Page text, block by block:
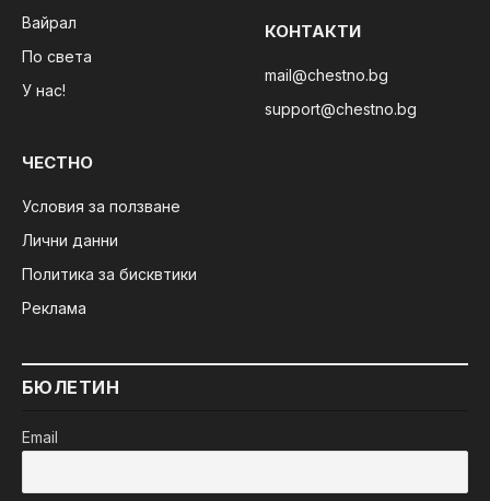
Вайрал
По света
У нас!
КОНТАКТИ
mail@chestno.bg
support@chestno.bg
ЧЕСТНО
Условия за ползване
Лични данни
Политика за бисквтики
Реклама
БЮЛЕТИН
Email